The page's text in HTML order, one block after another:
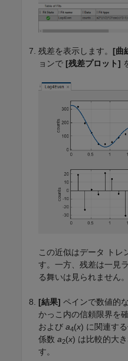
残差を表示します。 [曲
ョンで [残差プロット]
この近似はデータ トレ
す。一方、残差は一見
る舞いは見られません。
[結果] ペインで数値的
かっこ内の信頼限界を
および a4(x) に関連す
係数 a2(x) は比較的大
す。